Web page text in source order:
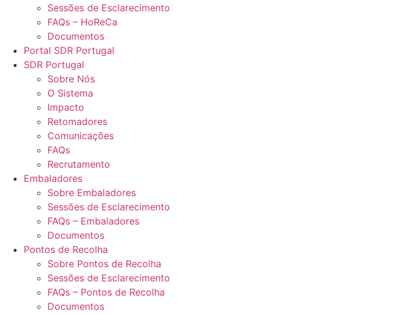
Sessões de Esclarecimento
FAQs – HoReCa
Documentos
Portal SDR Portugal
SDR Portugal
Sobre Nós
O Sistema
Impacto
Retomadores
Comunicações
FAQs
Recrutamento
Embaladores
Sobre Embaladores
Sessões de Esclarecimento
FAQs – Embaladores
Documentos
Pontos de Recolha
Sobre Pontos de Recolha
Sessões de Esclarecimento
FAQs – Pontos de Recolha
Documentos